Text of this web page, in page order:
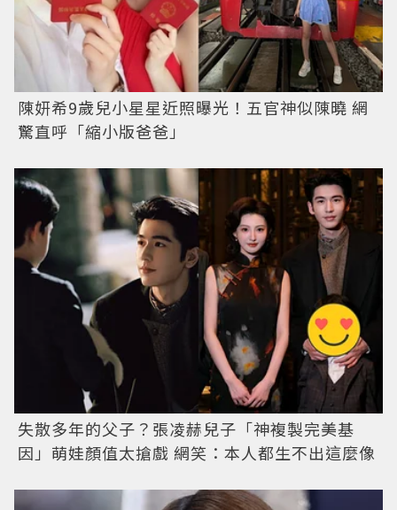
陳妍希9歲兒小星星近照曝光！五官神似陳曉 網
驚直呼「縮小版爸爸」
失散多年的父子？張凌赫兒子「神複製完美基
因」萌娃顏值太搶戲 網笑：本人都生不出這麼像